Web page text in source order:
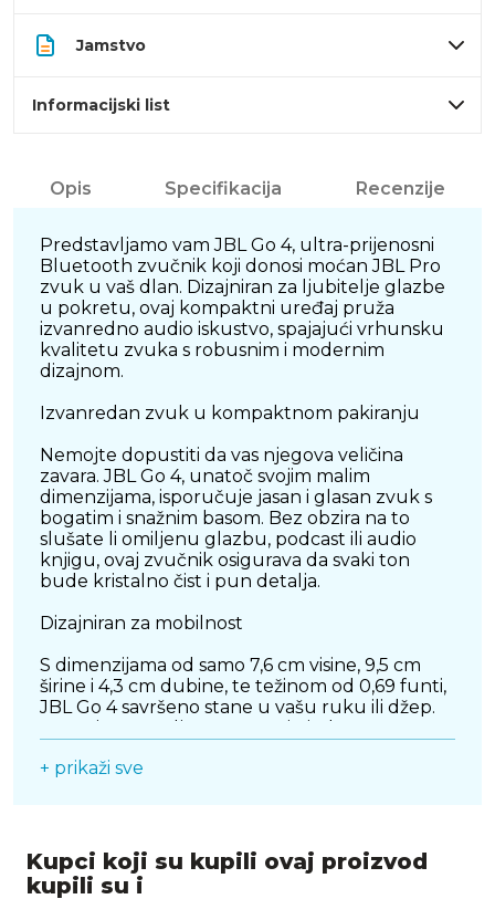
Jamstvo
Informacijski list
Opis Specifikacija Recenzije
Predstavljamo vam JBL Go 4, ultra-prijenosni
Bluetooth zvučnik koji donosi moćan JBL Pro
zvuk u vaš dlan. Dizajniran za ljubitelje glazbe
u pokretu, ovaj kompaktni uređaj pruža
izvanredno audio iskustvo, spajajući vrhunsku
kvalitetu zvuka s robusnim i modernim
dizajnom.
Izvanredan zvuk u kompaktnom pakiranju
Nemojte dopustiti da vas njegova veličina
zavara. JBL Go 4, unatoč svojim malim
dimenzijama, isporučuje jasan i glasan zvuk s
bogatim i snažnim basom. Bez obzira na to
slušate li omiljenu glazbu, podcast ili audio
knjigu, ovaj zvučnik osigurava da svaki ton
bude kristalno čist i pun detalja.
Dizajniran za mobilnost
S dimenzijama od samo 7,6 cm visine, 9,5 cm
širine i 4,3 cm dubine, te težinom od 0,69 funti,
JBL Go 4 savršeno stane u vašu ruku ili džep.
idealnim suputnikom za sve vaše avanture.
Izdržljivost na koju se možete osloniti
+ prikaži sve
Kupci koji su kupili ovaj proizvod
kupili su i